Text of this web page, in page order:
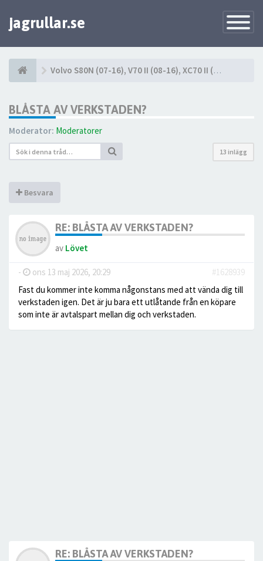
Toggle
jagrullar.se
Volvo S80N (07-16), V70 II (08-16), XC70 II (08-16)
BLÅSTA AV VERKSTADEN?
Moderator: Moderatorer
13 inlägg
Besvara
RE: BLÅSTA AV VERKSTADEN?
av Lövet
- ons 13 maj 2026, 20:29
#1628939
Fast du kommer inte komma någonstans med att vända dig till
verkstaden igen. Det är ju bara ett utlåtande från en köpare
som inte är avtalspart mellan dig och verkstaden.
RE: BLÅSTA AV VERKSTADEN?